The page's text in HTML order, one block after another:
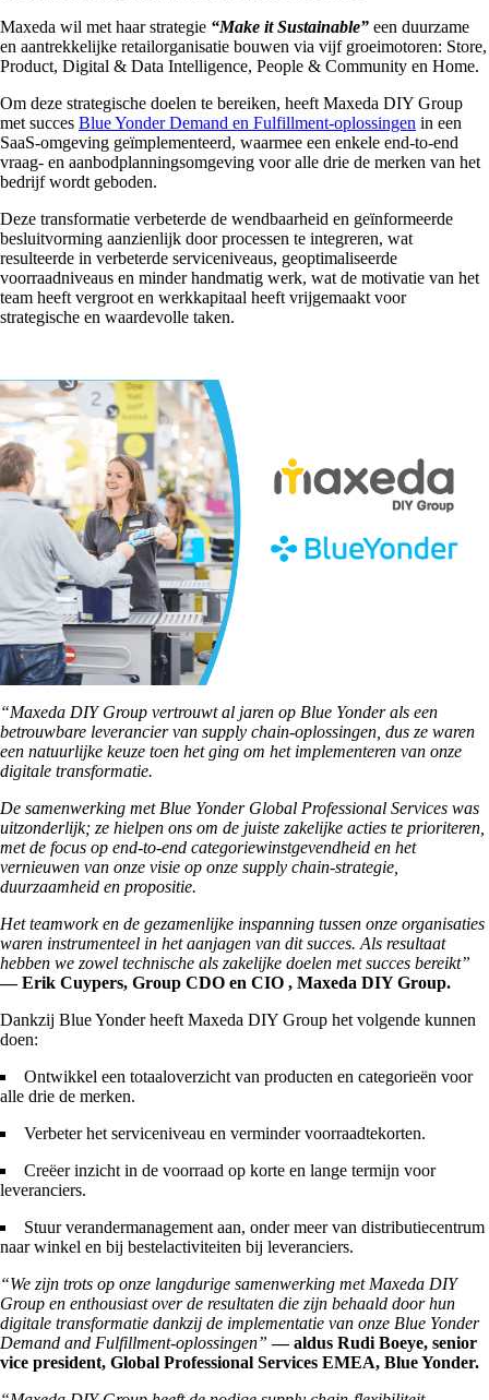
Maxeda wil met haar strategie “Make it Sustainable” een duurzame
en aantrekkelijke retailorganisatie bouwen via vijf groeimotoren: Store,
Product, Digital & Data Intelligence, People & Community en Home.
Om deze strategische doelen te bereiken, heeft Maxeda DIY Group
met succes Blue Yonder Demand en Fulfillment-oplossingen in een
SaaS-omgeving geïmplementeerd, waarmee een enkele end-to-end
vraag- en aanbodplanningsomgeving voor alle drie de merken van het
bedrijf wordt geboden.
Deze transformatie verbeterde de wendbaarheid en geïnformeerde
besluitvorming aanzienlijk door processen te integreren, wat
resulteerde in verbeterde serviceniveaus, geoptimaliseerde
voorraadniveaus en minder handmatig werk, wat de motivatie van het
team heeft vergroot en werkkapitaal heeft vrijgemaakt voor
strategische en waardevolle taken.
“Maxeda DIY Group vertrouwt al jaren op Blue Yonder als een
betrouwbare leverancier van supply chain-oplossingen, dus ze waren
een natuurlijke keuze toen het ging om het implementeren van onze
digitale transformatie.
De samenwerking met Blue Yonder Global Professional Services was
uitzonderlijk; ze hielpen ons om de juiste zakelijke acties te prioriteren,
met de focus op end-to-end categoriewinstgevendheid en het
vernieuwen van onze visie op onze supply chain-strategie,
duurzaamheid en propositie.
Het teamwork en de gezamenlijke inspanning tussen onze organisaties
waren instrumenteel in het aanjagen van dit succes. Als resultaat
hebben we zowel technische als zakelijke doelen met succes bereikt”
— Erik Cuypers, Group CDO en CIO , Maxeda DIY Group.
Dankzij Blue Yonder heeft Maxeda DIY Group het volgende kunnen
doen:
Ontwikkel een totaaloverzicht van producten en categorieën voor
alle drie de merken.
Verbeter het serviceniveau en verminder voorraadtekorten.
Creëer inzicht in de voorraad op korte en lange termijn voor
leveranciers.
Stuur verandermanagement aan, onder meer van distributiecentrum
naar winkel en bij bestelactiviteiten bij leveranciers.
“We zijn trots op onze langdurige samenwerking met Maxeda DIY
Group en enthousiast over de resultaten die zijn behaald door hun
digitale transformatie dankzij de implementatie van onze Blue Yonder
Demand and Fulfillment-oplossingen” — aldus Rudi Boeye, senior
vice president, Global Professional Services EMEA, Blue Yonder.